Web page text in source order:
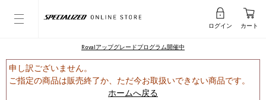
ログイン カート
Rovalアップグレードプログラム開催中
申し訳ございません。
ご指定の商品は販売終了か、ただ今お取扱いできない商品です。
ホームへ戻る